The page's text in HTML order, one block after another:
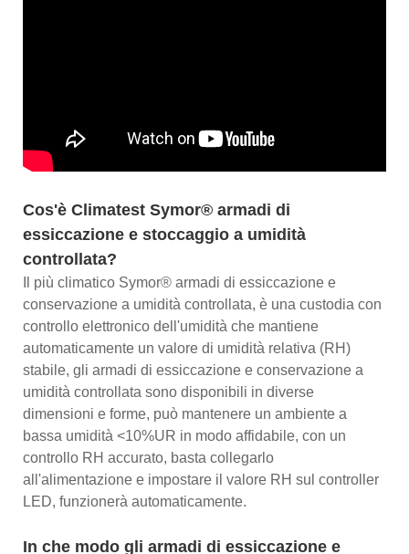
Cos'è Climatest Symor® armadi di
essiccazione e stoccaggio a umidità
controllata?
Il più climatico Symor® armadi di essiccazione e
conservazione a umidità controllata, è una custodia con
controllo elettronico dell'umidità che mantiene
automaticamente un valore di umidità relativa (RH)
stabile, gli armadi di essiccazione e conservazione a
umidità controllata sono disponibili in diverse
dimensioni e forme, può mantenere un ambiente a
bassa umidità <10%UR in modo affidabile, con un
controllo RH accurato, basta collegarlo
all'alimentazione e impostare il valore RH sul controller
LED, funzionerà automaticamente.
In che modo gli armadi di essiccazione e